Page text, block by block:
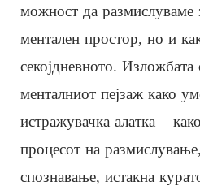
можност да размислуваме
ментален простор, но и
секојдневното.
менталниот пејзаж како
истражувачка алатка –
процесот на
спознавање, истакна